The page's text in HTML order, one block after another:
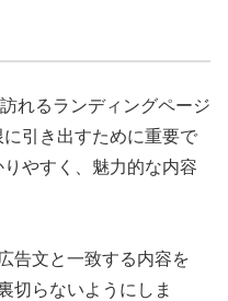
れるランディングページ
に引き出すために重要で
やすく、魅力的な内容
広告文と一致する内容を
切らないようにしま